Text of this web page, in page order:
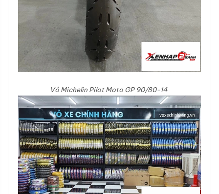
Vỏ Michelin Pilot Moto GP 90/80-14